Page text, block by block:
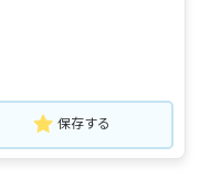
保存する